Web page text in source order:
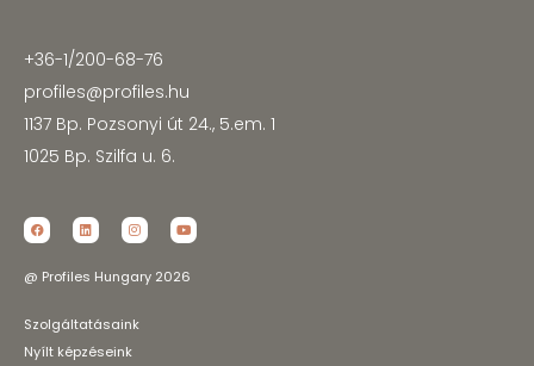
+36-1/200-68-76
profiles@profiles.hu
1137 Bp. Pozsonyi út 24., 5.em. 1
1025 Bp. Szilfa u. 6.
@ Profiles Hungary 2026
Szolgáltatásaink
Nyílt képzéseink